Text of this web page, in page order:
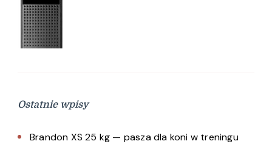
Ostatnie wpisy
Brandon XS 25 kg — pasza dla koni w treningu